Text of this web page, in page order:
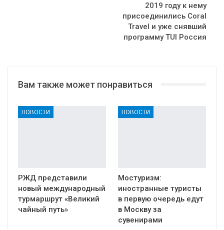
2019 году к нему
присоединились Coral
Travel и уже снявший
программу TUI Россия
Вам также может понравиться
НОВОСТИ
РЖД представили
новый международный
турмаршрут «Великий
чайный путь»
НОВОСТИ
Мостуризм:
иностранные туристы
в первую очередь едут
в Москву за
сувенирами